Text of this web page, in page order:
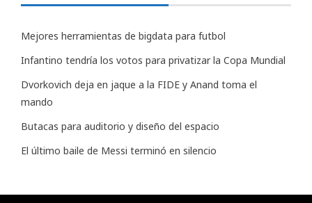
Mejores herramientas de bigdata para futbol
Infantino tendría los votos para privatizar la Copa Mundial
Dvorkovich deja en jaque a la FIDE y Anand toma el
mando
Butacas para auditorio y diseño del espacio
El último baile de Messi terminó en silencio